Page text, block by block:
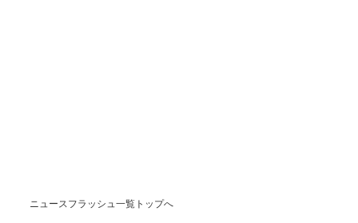
ニュースフラッシュ一覧トップへ